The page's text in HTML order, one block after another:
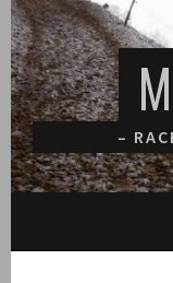
Spring
naar
inhoud
–